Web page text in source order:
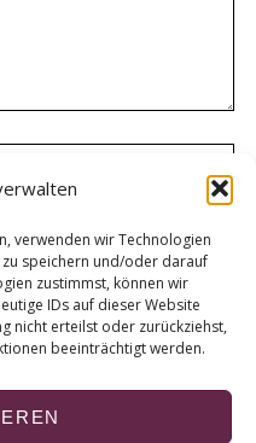
verwenden wir Technologien
speichern und/oder darauf
zustimmst, können wir
IDs auf dieser Website
nicht erteilst oder zurückziehst,
beeinträchtigt werden.